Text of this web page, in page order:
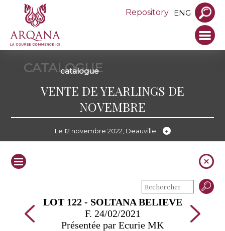
Repository ENG
CATALOGUE
catalogue
VENTE DE YEARLINGS DE
NOVEMBRE
Le 12 novembre 2022, Deauville
LOT 122 - SOLTANA BELIEVE
F. 24/02/2021
Présentée par Ecurie MK